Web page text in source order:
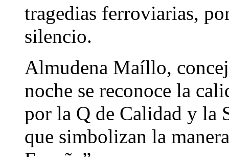
tragedias ferroviarias,
silencio.
Almudena Maíllo,
noche se reconoce la
por la Q de Calidad y la
que simbolizan la